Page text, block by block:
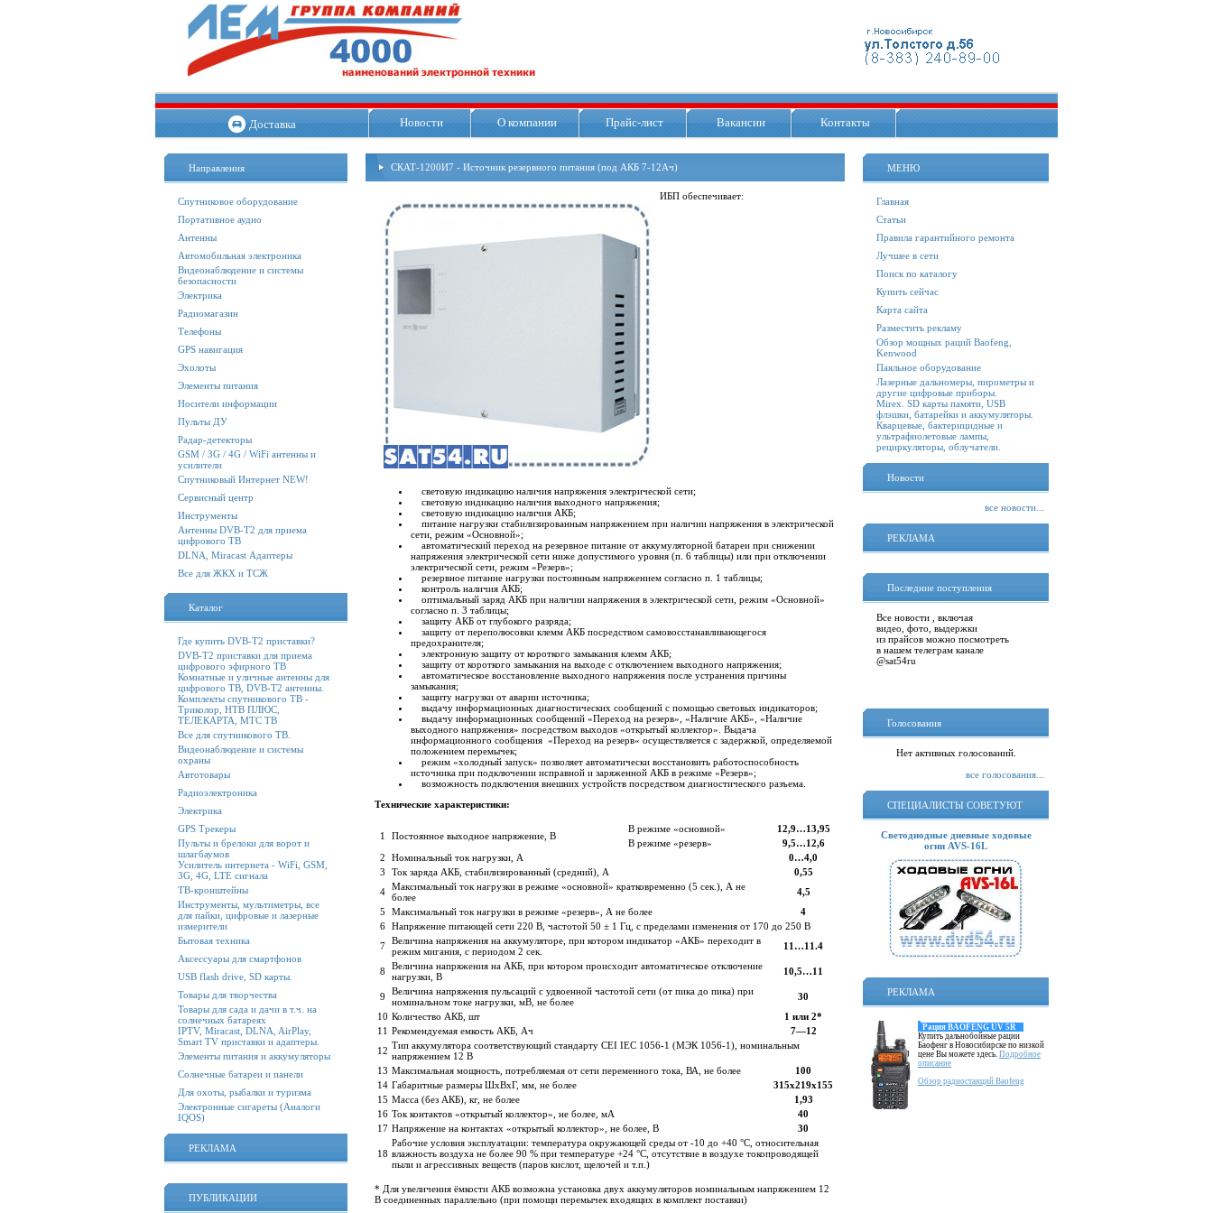
Доставка Новости О компании Прайс-лист Вакансии Контакты
Направления
Спутниковое оборудование
Портативное аудио
Антенны
Автомобильная электроника
Видеонаблюдение и системы
безопасности
Электрика
Радиомагазин
Телефоны
GPS навигация
Эхолоты
Элементы питания
Носители информации
Пульты ДУ
Радар-детекторы
GSM / 3G / 4G / WiFi антенны и
усилители
Спутниковый Интернет NEW!
Сервисный центр
Инструменты
Антенны DVB-T2 для приема
цифрового ТВ
DLNA, Miracast Адаптеры
Все для ЖКХ и ТСЖ
Каталог
Где купить DVB-T2 приставки?
DVB-T2 приставки для приема
цифрового эфирного ТВ
Комнатные и уличные антенны для
цифрового ТВ, DVB-T2 антенны.
Комплекты спутникового ТВ -
Триколор, НТВ ПЛЮС,
ТЕЛЕКАРТА, МТС ТВ
Все для спутникового ТВ.
Видеонаблюдение и системы
охраны
Автотовары
Радиоэлектроника
Электрика
GPS Трекеры
Пульты и брелоки для ворот и
шлагбаумов
Усилитель интернета - WiFi, GSM,
3G, 4G, LTE сигнала
ТВ-кронштейны
Инструменты, мультиметры, все
для пайки, цифровые и лазерные
измерители
Бытовая техника
Аксессуары для смартфонов
USB flash drive, SD карты.
Товары для творчества
Товары для сада и дачи в т.ч. на
солнечных батареях
IPTV, Miracast, DLNA, AirPlay,
Smart TV приставки и адаптеры.
Элементы питания и аккумуляторы
Солнечные батареи и панели
Для охоты, рыбалки и туризма
Электронные сигареты (Аналоги
IQOS)
РЕКЛАМА
ПУБЛИКАЦИИ
СКАТ-1200И7 - Источник резервного питания (под АКБ 7-12Ач)
ИБП обеспечивает:
световую индикацию наличия напряжения электрической сети;
световую индикацию наличия выходного напряжения;
световую индикацию наличия АКБ;
питание нагрузки стабилизированным напряжением при наличии напряжения в электрической
сети, режим «Основной»;
автоматический переход на резервное питание от аккумуляторной батареи при снижении
напряжения электрической сети ниже допустимого уровня (п. 6 таблицы) или при отключении
электрической сети, режим «Резерв»;
резервное питание нагрузки постоянным напряжением согласно п. 1 таблицы;
контроль наличия АКБ;
оптимальный заряд АКБ при наличии напряжения в электрической сети, режим «Основной»
согласно п. 3 таблицы;
защиту АКБ от глубокого разряда;
защиту от переполюсовки клемм АКБ посредством самовосстанавливающегося
предохранителя;
электронную защиту от короткого замыкания клемм АКБ;
защиту от короткого замыкания на выходе с отключением выходного напряжения;
автоматическое восстановление выходного напряжения после устранения причины
замыкания;
защиту нагрузки от аварии источника;
выдачу информационных диагностических сообщений с помощью световых индикаторов;
выдачу информационных сообщений «Переход на резерв», «Наличие АКБ», «Наличие
выходного напряжения» посредством выходов «открытый коллектор». Выдача
информационного сообщения «Переход на резерв« осуществляется с задержкой, определяемой
положением перемычек;
режим «холодный запуск» позволяет автоматически восстановить работоспособность
источника при подключении исправной и заряженной АКБ в режиме «Резерв»;
возможность подключения внешних устройств посредством диагностического разъема.
Технические характеристики:
1 Постоянное выходное напряжение, В
В режиме «основной»
12,9…13,95
В режиме «резерв»
9,5…12,6
2
Номинальный ток нагрузки, А
0…4,0
3
Ток заряда АКБ, стабилизированный (средний), А
0,55
4 Максимальный ток нагрузки в режиме «основной» кратковременно (5 сек.), А не
более
4,5
5
Максимальный ток нагрузки в режиме «резерв», А не более
4
6 Напряжение питающей сети 220 В, частотой 50 ± 1 Гц, с пределами изменения от 170 до 250 В
7 Величина напряжения на аккумуляторе, при котором индикатор «АКБ» переходит в
режим мигания, с периодом 2 сек.
11…11.4
8
Величина напряжения на АКБ, при котором происходит автоматическое отключение
нагрузки, В
10,5…11
9
Величина напряжения пульсаций с удвоенной частотой сети (от пика до пика) при
номинальном токе нагрузки, мВ, не более
30
10 Количество АКБ, шт
1 или 2*
11 Рекомендуемая емкость АКБ, Ач
7—12
12 Тип аккумулятора соответствующий стандарту CEI IEC 1056-1 (МЭК 1056-1), номинальным
напряжением 12 В
13 Максимальная мощность, потребляемая от сети переменного тока, ВА, не более
100
14 Габаритные размеры ШхВхГ, мм, не более
315х219х155
15 Масса (без АКБ), кг, не более
1,93
16 Ток контактов «открытый коллектор», не более, мА
40
17 Напряжение на контактах «открытый коллектор», не более, В 30
18
Рабочие условия эксплуатации: температура окружающей среды от -10 до +40 °С, относительная
влажность воздуха не более 90 % при температуре +24 °С, отсутствие в воздухе токопроводящей
пыли и агрессивных веществ (паров кислот, щелочей и т.п.)
* Для увеличения ёмкости АКБ возможна установка двух аккумуляторов номинальным напряжением 12
В соединенных параллельно (при помощи перемычек входящих в комплект поставки)
МЕНЮ
Главная
Статьи
Правила гарантийного ремонта
Лучшее в сети
Поиск по каталогу
Купить сейчас
Карта сайта
Разместить рекламу
Обзор мощных раций Baofeng,
Kenwood
Паяльное оборудование
Лазерные дальномеры, пирометры и
другие цифровые приборы.
Mirex. SD карты памяти, USB
флэшки, батарейки и аккумуляторы.
Кварцевые, бактерицидные и
ультрафиолетовые лампы,
рециркуляторы, облучатели.
Новости
все новости...
РЕКЛАМА
Последние поступления
Все новости , включая
видео, фото, выдержки
из прайсов можно посмотреть
в нашем телеграм канале
@sat54ru
Голосования
Нет активных голосований.
все голосования...
СПЕЦИАЛИСТЫ СОВЕТУЮТ
Светодиодные дневные ходовые
огни AVS-16L
РЕКЛАМА
Рация BAOFENG UV 5R
Купить дальнобойные рации
Баофенг в Новосибирске по низкой
цене Вы можете здесь. Подробное
описание
Обзор радиостанций Baofeng